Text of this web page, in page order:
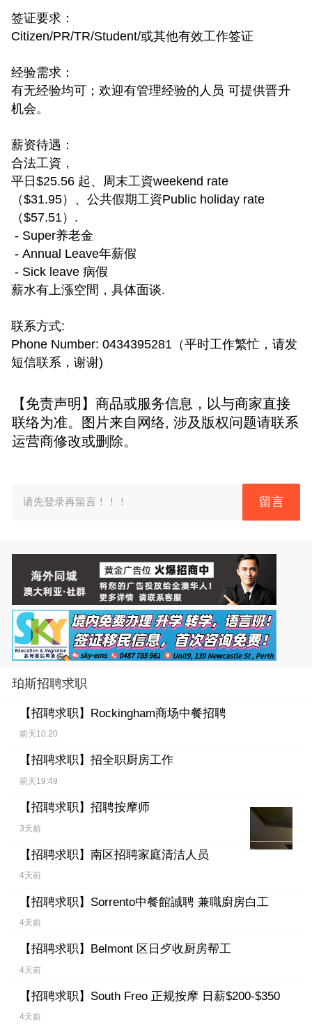
签证要求：
Citizen/PR/TR/Student/或其他有效工作签证
经验需求：
有无经验均可；欢迎有管理经验的人员 可提供晋升
机会。
薪资待遇：
合法工資，
平日$25.56 起、周末工資weekend rate
（$31.95）、公共假期工資Public holiday rate
（$57.51）.
- Super养老金
- Annual Leave年薪假
- Sick leave 病假
薪水有上漲空間，具体面谈.
联系方式:
Phone Number: 0434395281（平时工作繁忙，请发
短信联系，谢谢)
【免责声明】商品或服务信息，以与商家直接
联络为准。图片来自网络, 涉及版权问题请联系
运营商修改或删除。
请先登录再留言！！！ 留言
珀斯招聘求职
【招聘求职】 Rockingham商场中餐招聘
前天10:20
【招聘求职】 招全职厨房工作
前天19:49
【招聘求职】 招聘按摩师
3天前
【招聘求职】 南区招聘家庭清洁人员
4天前
【招聘求职】 Sorrento中餐館誠聘 兼職廚房白工
4天前
【招聘求职】 Belmont 区日歺收厨房帮工
4天前
【招聘求职】 South Freo 正规按摩 日薪$200-$350
4天前